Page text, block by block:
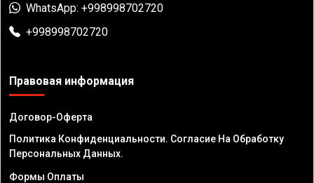
WhatsApp: +998998702720
+998998702720
Правовая информация
Договор-Оферта
Политика Конфиденциальности. Согласие На Обработку
Персональных Данных.
Формы Оплаты